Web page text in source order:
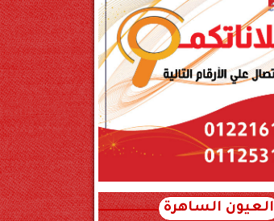
العيون الساهرة